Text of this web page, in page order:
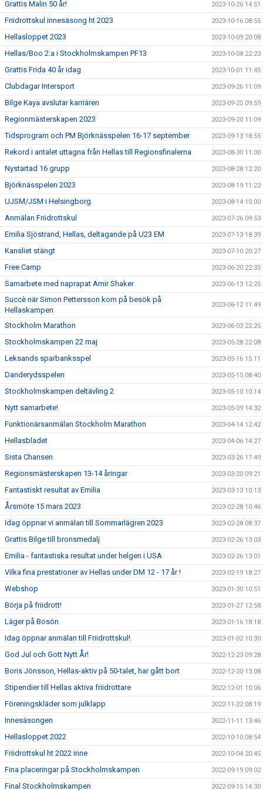
Grattis Malin 50 år! 2023-10-26 14:51
Friidrottskul innesäsong ht 2023 2023-10-16 08:55
Hellasloppet 2023 2023-10-09 20:08
Hellas/Boo 2:a i Stockholmskampen PF13 2023-10-08 22:23
Grattis Frida 40 år idag 2023-10-01 11:45
Clubdagar Intersport 2023-09-26 11:09
Bilge Kaya avslutar karriären 2023-09-25 09:59
Regionmästerskapen 2023 2023-09-20 11:09
Tidsprogram och PM Björknässpelen 16-17 september 2023-09-13 18:55
Rekord i antalet uttagna från Hellas till Regionsfinalerna 2023-08-30 11:00
Nystartad 16 grupp 2023-08-28 12:20
Björknässpelen 2023 2023-08-19 11:22
UJSM/JSM i Helsingborg 2023-08-14 10:00
Anmälan Friidrottskul 2023-07-26 09:53
Emilia Sjöstrand, Hellas, deltagande på U23 EM 2023-07-13 18:39
Kansliet stängt 2023-07-10 20:27
Free Camp 2023-06-20 22:35
Samarbete med naprapat Amir Shaker 2023-06-13 12:25
Succè när Simon Pettersson kom på besök på
Hellaskampen
2023-06-12 11:49
Stockholm Marathon 2023-06-03 22:25
Stockholmskampen 22 maj 2023-05-28 22:08
Leksands sparbanksspel 2023-05-16 15:11
Danderydsspelen 2023-05-15 08:40
Stockholmskampen deltävling 2 2023-05-10 10:14
Nytt samarbete! 2023-05-09 14:32
Funktionärsanmälan Stockholm Marathon 2023-04-14 12:42
Hellasbladet 2023-04-06 14:27
Sista Chansen 2023-03-26 17:49
Regionsmästerskapen 13-14 åringar 2023-03-20 09:21
Fantastiskt resultat av Emilia 2023-03-13 10:13
Årsmöte 15 mars 2023 2023-02-28 10:46
Idag öppnar vi anmälan till Sommarlägren 2023 2023-02-28 08:37
Grattis Bilge till bronsmedalj 2023-02-26 13:03
Emilia - fantastiska resultat under helgen i USA 2023-02-26 13:01
Vilka fina prestationer av Hellas under DM 12 - 17 år ! 2023-02-19 18:27
Webshop 2023-01-30 10:51
Börja på friidrott! 2023-01-27 12:58
Läger på Bosön 2023-01-16 18:18
Idag öppnar anmälan till Friidrottskul! 2023-01-02 10:30
God Jul och Gott Nytt År! 2022-12-23 09:28
Boris Jönsson, Hellas-aktiv på 50-talet, har gått bort 2022-12-20 13:08
Stipendier till Hellas aktiva friidrottare 2022-12-01 10:06
Föreningskläder som julklapp 2022-11-22 08:19
Innesäsongen 2022-11-11 13:46
Hellasloppet 2022 2022-10-10 08:54
Friidrottskul ht 2022 inne 2022-10-04 20:45
Fina placeringar på Stockholmskampen 2022-09-19 09:02
Final Stockholmskampen 2022-09-15 14:30